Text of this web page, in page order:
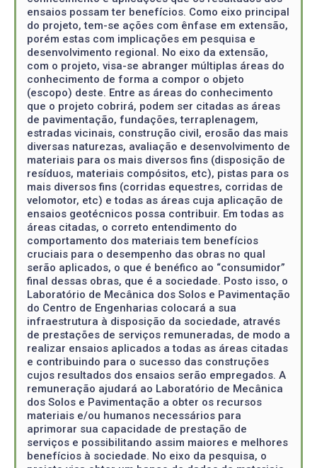
ensaios possam ter benefícios. Como eixo principal
do projeto, tem-se ações com ênfase em extensão,
porém estas com implicações em pesquisa e
desenvolvimento regional. No eixo da extensão,
com o projeto, visa-se abranger múltiplas áreas do
conhecimento de forma a compor o objeto
(escopo) deste. Entre as áreas do conhecimento
que o projeto cobrirá, podem ser citadas as áreas
de pavimentação, fundações, terraplenagem,
estradas vicinais, construção civil, erosão das mais
diversas naturezas, avaliação e desenvolvimento de
materiais para os mais diversos fins (disposição de
resíduos, materiais compósitos, etc), pistas para os
mais diversos fins (corridas equestres, corridas de
velomotor, etc) e todas as áreas cuja aplicação de
ensaios geotécnicos possa contribuir. Em todas as
áreas citadas, o correto entendimento do
comportamento dos materiais tem benefícios
cruciais para o desempenho das obras no qual
serão aplicados, o que é benéfico ao “consumidor”
final dessas obras, que é a sociedade. Posto isso, o
Laboratório de Mecânica dos Solos e Pavimentação
do Centro de Engenharias colocará a sua
infraestrutura à disposição da sociedade, através
de prestações de serviços remuneradas, de modo a
realizar ensaios aplicados a todas as áreas citadas
e contribuindo para o sucesso das construções
cujos resultados dos ensaios serão empregados. A
remuneração ajudará ao Laboratório de Mecânica
dos Solos e Pavimentação a obter os recursos
materiais e/ou humanos necessários para
aprimorar sua capacidade de prestação de
serviços e possibilitando assim maiores e melhores
benefícios à sociedade. No eixo da pesquisa, o